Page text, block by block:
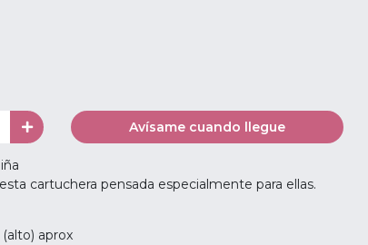
Avísame cuando llegue
cartuchera pensada especialmente para ellas.
aprox